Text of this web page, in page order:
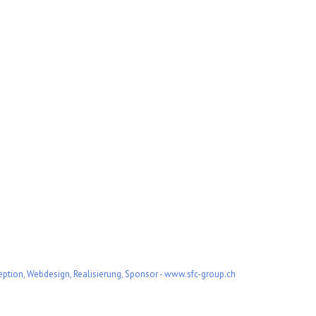
Webdesign, Realisierung, Sponsor - www.sfc-group.ch